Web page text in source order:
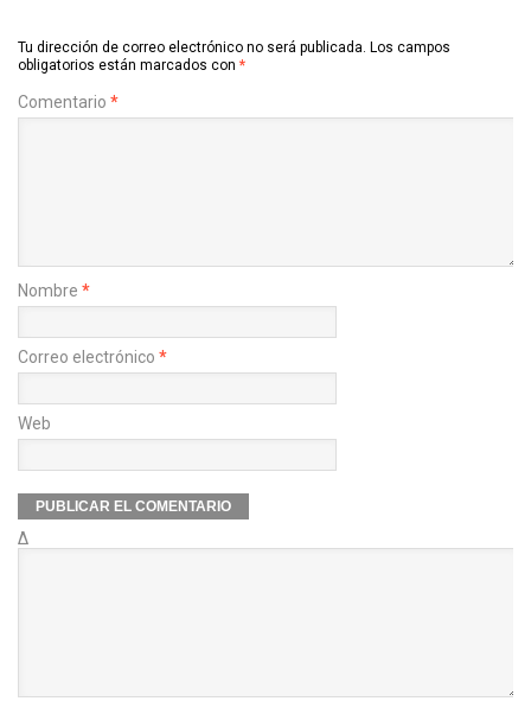
Tu dirección de correo electrónico no será publicada. Los campos
obligatorios están marcados con *
Comentario *
Nombre *
Correo electrónico *
Web
Δ